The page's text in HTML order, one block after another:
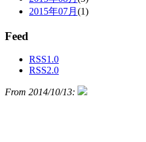
2015年07月 (1)
Feed
RSS1.0
RSS2.0
From 2014/10/13: